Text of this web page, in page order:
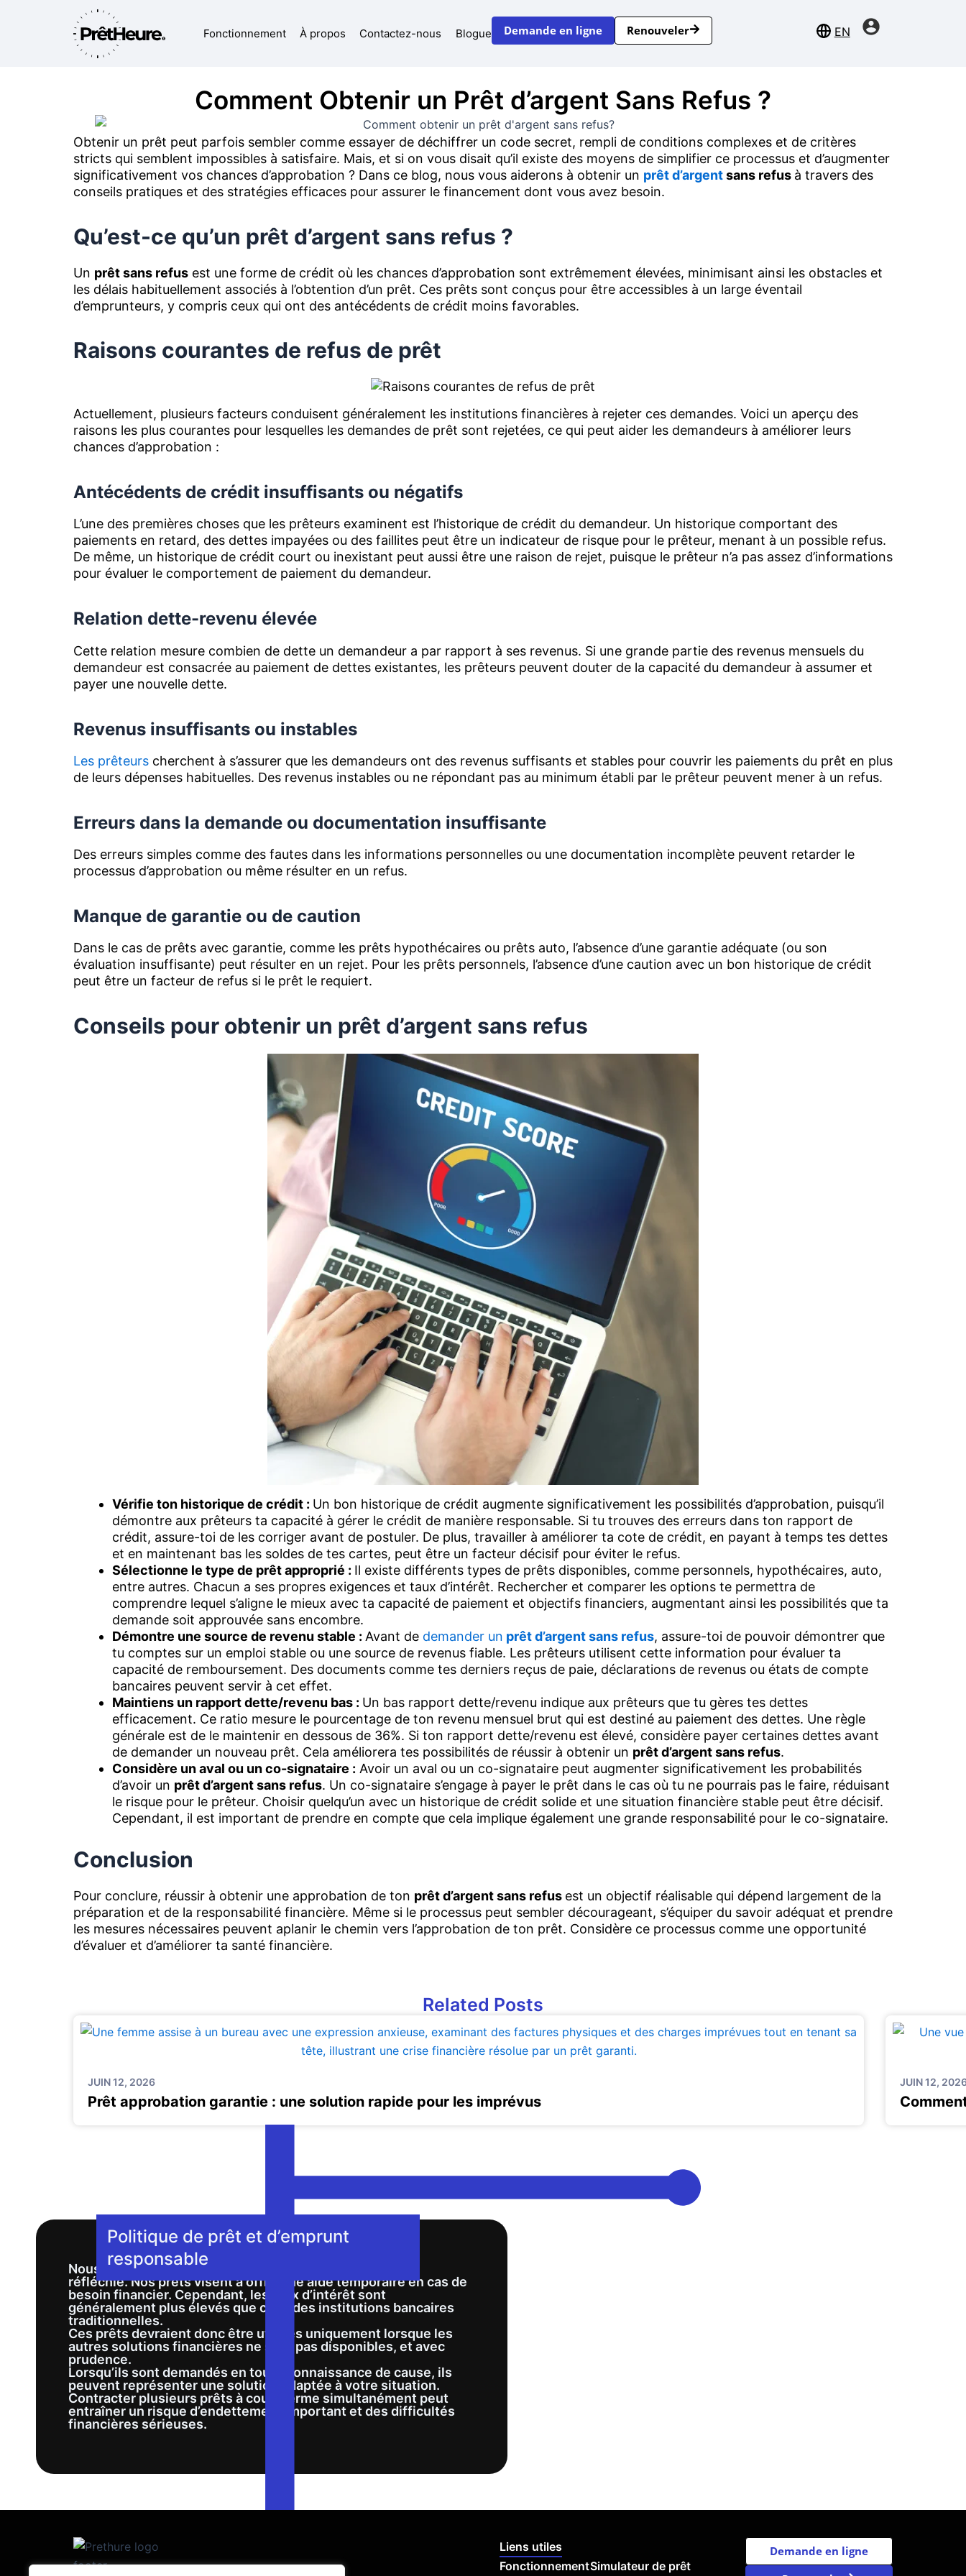
Fonctionnement À propos Contactez-nous Blogue Demande en ligne Renouveler EN
Comment Obtenir un Prêt d’argent Sans Refus ?
Obtenir un prêt peut parfois sembler comme essayer de déchiffrer un code secret, rempli de conditions complexes et de critères
stricts qui semblent impossibles à satisfaire. Mais, et si on vous disait qu’il existe des moyens de simplifier ce processus et d’augmenter
significativement vos chances d’approbation ? Dans ce blog, nous vous aiderons à obtenir un prêt d’argentsans refus à travers des
conseils pratiques et des stratégies efficaces pour assurer le financement dont vous avez besoin.
Qu’est-ce qu’un prêt d’argent sans refus ?
Un prêt sans refus est une forme de crédit où les chances d’approbation sont extrêmement élevées, minimisant ainsi les obstacles et
les délais habituellement associés à l’obtention d’un prêt. Ces prêts sont conçus pour être accessibles à un large éventail
d’emprunteurs, y compris ceux qui ont des antécédents de crédit moins favorables.
Raisons courantes de refus de prêt
Actuellement, plusieurs facteurs conduisent généralement les institutions financières à rejeter ces demandes. Voici un aperçu des
raisons les plus courantes pour lesquelles les demandes de prêt sont rejetées, ce qui peut aider les demandeurs à améliorer leurs
chances d’approbation :
Antécédents de crédit insuffisants ou négatifs
L’une des premières choses que les prêteurs examinent est l’historique de crédit du demandeur. Un historique comportant des
paiements en retard, des dettes impayées ou des faillites peut être un indicateur de risque pour le prêteur, menant à un possible refus.
De même, un historique de crédit court ou inexistant peut aussi être une raison de rejet, puisque le prêteur n’a pas assez d’informations
pour évaluer le comportement de paiement du demandeur.
Relation dette-revenu élevée
Cette relation mesure combien de dette un demandeur a par rapport à ses revenus. Si une grande partie des revenus mensuels du
demandeur est consacrée au paiement de dettes existantes, les prêteurs peuvent douter de la capacité du demandeur à assumer et
payer une nouvelle dette.
Revenus insuffisants ou instables
Les prêteurs cherchent à s’assurer que les demandeurs ont des revenus suffisants et stables pour couvrir les paiements du prêt en plus
de leurs dépenses habituelles. Des revenus instables ou ne répondant pas au minimum établi par le prêteur peuvent mener à un refus.
Erreurs dans la demande ou documentation insuffisante
Des erreurs simples comme des fautes dans les informations personnelles ou une documentation incomplète peuvent retarder le
processus d’approbation ou même résulter en un refus.
Manque de garantie ou de caution
Dans le cas de prêts avec garantie, comme les prêts hypothécaires ou prêts auto, l’absence d’une garantie adéquate (ou son
évaluation insuffisante) peut résulter en un rejet. Pour les prêts personnels, l’absence d’une caution avec un bon historique de crédit
peut être un facteur de refus si le prêt le requiert.
Conseils pour obtenir un prêt d’argent sans refus
Vérifie ton historique de crédit : Un bon historique de crédit augmente significativement les possibilités d’approbation, puisqu’il
démontre aux prêteurs ta capacité à gérer le crédit de manière responsable. Si tu trouves des erreurs dans ton rapport de
crédit, assure-toi de les corriger avant de postuler. De plus, travailler à améliorer ta cote de crédit, en payant à temps tes dettes
et en maintenant bas les soldes de tes cartes, peut être un facteur décisif pour éviter le refus.
Sélectionne le type de prêt approprié : Il existe différents types de prêts disponibles, comme personnels, hypothécaires, auto,
entre autres. Chacun a ses propres exigences et taux d’intérêt. Rechercher et comparer les options te permettra de
comprendre lequel s’aligne le mieux avec ta capacité de paiement et objectifs financiers, augmentant ainsi les possibilités que ta
demande soit approuvée sans encombre.
Démontre une source de revenu stable : Avant de demander un prêt d’argent sans refus, assure-toi de pouvoir démontrer que
tu comptes sur un emploi stable ou une source de revenus fiable. Les prêteurs utilisent cette information pour évaluer ta
capacité de remboursement. Des documents comme tes derniers reçus de paie, déclarations de revenus ou états de compte
bancaires peuvent servir à cet effet.
Maintiens un rapport dette/revenu bas : Un bas rapport dette/revenu indique aux prêteurs que tu gères tes dettes
efficacement. Ce ratio mesure le pourcentage de ton revenu mensuel brut qui est destiné au paiement des dettes. Une règle
générale est de le maintenir en dessous de 36%. Si ton rapport dette/revenu est élevé, considère payer certaines dettes avant
de demander un nouveau prêt. Cela améliorera tes possibilités de réussir à obtenir un prêt d’argent sans refus.
Considère un aval ou un co-signataire : Avoir un aval ou un co-signataire peut augmenter significativement les probabilités
d’avoir un prêt d’argent sans refus. Un co-signataire s’engage à payer le prêt dans le cas où tu ne pourrais pas le faire, réduisant
le risque pour le prêteur. Choisir quelqu’un avec un historique de crédit solide et une situation financière stable peut être décisif.
Cependant, il est important de prendre en compte que cela implique également une grande responsabilité pour le co-signataire.
Conclusion
Pour conclure, réussir à obtenir une approbation de ton prêt d’argent sans refus est un objectif réalisable qui dépend largement de la
préparation et de la responsabilité financière. Même si le processus peut sembler décourageant, s’équiper du savoir adéquat et prendre
les mesures nécessaires peuvent aplanir le chemin vers l’approbation de ton prêt. Considère ce processus comme une opportunité
d’évaluer et d’améliorer ta santé financière.
Related Posts
JUIN 12, 2026
Prêt approbation garantie : une solution rapide pour les imprévus
JUIN 12,
Politique de prêt et d’emprunt
responsable
Nous encourageons nos clients à emprunter de manière
réfléchie. Nos prêts visent à offrir une aide temporaire en cas de
besoin financier. Cependant, les taux d’intérêt sont
généralement plus élevés que ceux des institutions bancaires
traditionnelles.
Ces prêts devraient donc être utilisés uniquement lorsque les
autres solutions financières ne sont pas disponibles, et avec
prudence.
Lorsqu’ils sont demandés en toute connaissance de cause, ils
peuvent représenter une solution adaptée à votre situation.
Contracter plusieurs prêts à court terme simultanément peut
entraîner un risque d’endettement important et des difficultés
financières sérieuses.
Liens utiles
FonctionnementSimulateur de prêt
Demande en ligne